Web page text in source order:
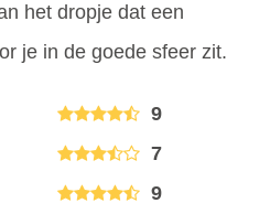
het dropje dat een
je in de goede sfeer zit.
9
7
9